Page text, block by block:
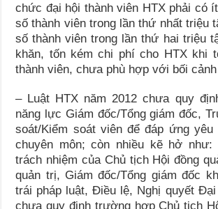
chức đại hội thành viên HTX phải có
số thành viên trong lần thứ nhất triệu
số thành viên trong lần thứ hai triệu
khăn, tốn kém chi phí cho HTX khi
thành viên, chưa phù hợp với bối
– Luật HTX năm 2012 chưa quy
năng lực Giám đốc/Tổng giám đốc,
soát/Kiểm soát viên để đáp ứng yêu
chuyên môn; còn nhiều kẽ hở như:
trách nhiệm của Chủ tịch Hội đồng
quản trị, Giám đốc/Tổng giám đốc
trái pháp luật, Điều lệ, Nghị quyết
chưa quy định trường hợp Chủ tịch